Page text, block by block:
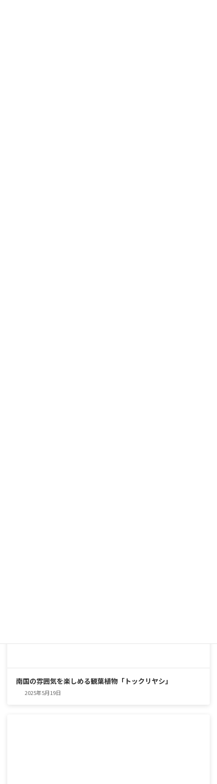
南国の雰囲気を楽しめる観葉植物「トックリヤシ」
2025年5月19日